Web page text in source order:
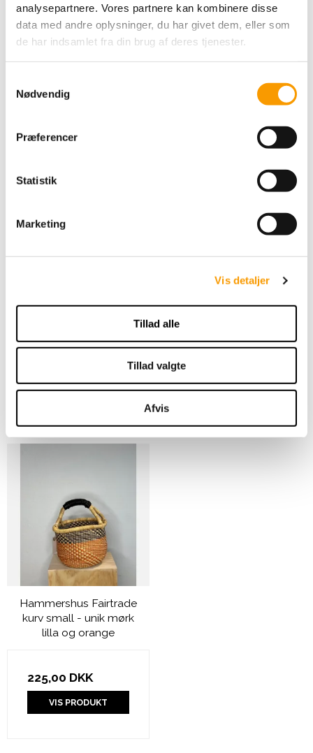
analysepartnere. Vores partnere kan kombinere disse
data med andre oplysninger, du har givet dem, eller som
de har indsamlet fra din brug af deres tjenester.
Nødvendig
Præferencer
Statistik
Marketing
Vis detaljer
Tillad alle
Tillad valgte
Afvis
225,00 DKK
VIS PRODUKT
225,00 DKK
Hammershus Fairtrade
kurv small - unik mørk
lilla og orange
225,00 DKK
VIS PRODUKT